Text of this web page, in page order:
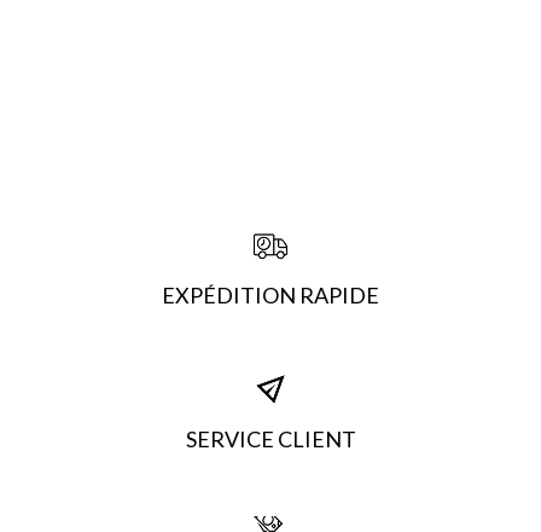
EXPÉDITION RAPIDE
SERVICE CLIENT